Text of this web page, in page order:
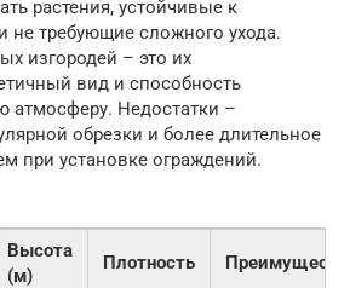
растения, устойчивые к
не требующие сложного ухода.
изгородей – это их
вид и способность
атмосферу. Недостатки –
обрезки и более длительное
при установке ограждений.
Высота
(м)
Плотность